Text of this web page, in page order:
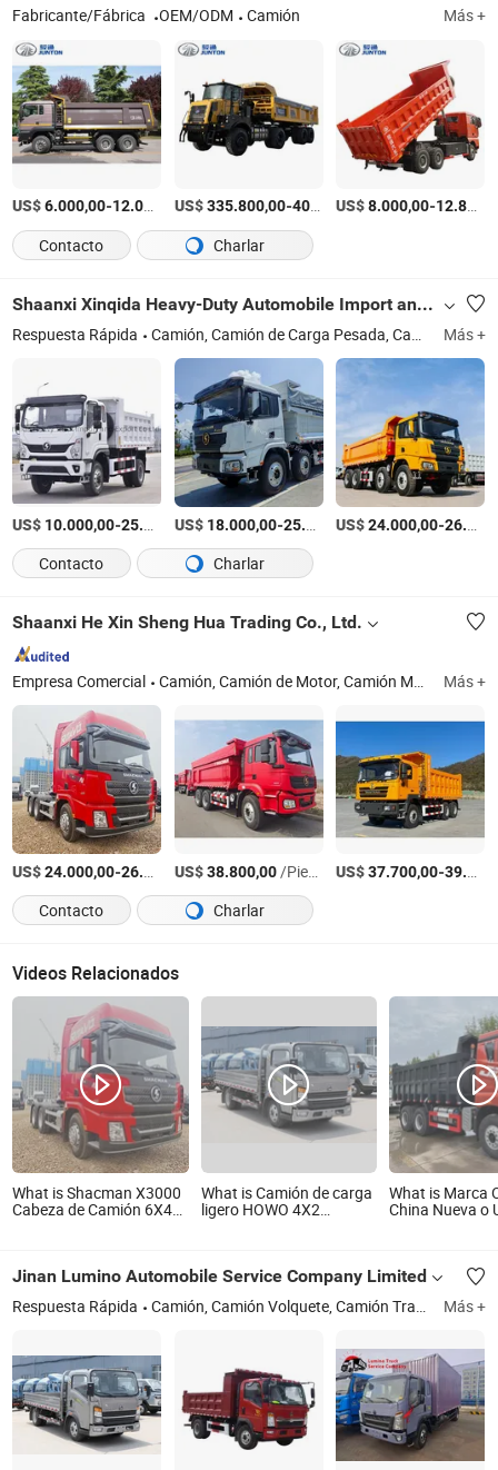
Fabricante/Fábrica OEM/ODM Camión Más +
US$6.000,00-12.000,00 /Unit
US$335.800,00-400.000,00 /Unit
US$8.000,00-12.800,00
Contacto Charlar
Shaanxi Xinqida Heavy-Duty Automobile Import and Export Co., Ltd.
Respuesta Rápida Camión, Camión de Carga Pesada, Camión Tractora, Camión Volquete, Camión de Carga, Camión Shacman, Vehículo Especial, Camión Aspersor, Accesorios para Camiones, Camión de China Más +
US$ 10.000,00-25.000,00 /Pieza
US$ 18.000,00-25.000,00 /Pieza
US$24.000,00-26.000,00
Contacto Charlar
Shaanxi He Xin Sheng Hua Trading Co., Ltd.
Empresa Comercial Camión, Camión de Motor, Camión Mezclador, Camión de Agua, Camión Furgoneta Más +
US$24.000,00-26.600,00 /Pieza
US$38.800,00/Pieza US$37.700,00-39.000,00
Contacto Charlar
Videos Relacionados
What is Shacman X3000
Cabeza de Camión 6X4
Exportación
What is Camión de carga
ligero HOWO 4X2
What is Marca
China Nueva o
Camión
para Arena
Jinan Lumino Automobile Service Company Limited
Respuesta Rápida Camión, Camión Volquete, Camión Tractora, Remolque, Camión de Carga, Camión Chasis, Mezcladora de Concreto, Piezas de Repuesto para Camiones Más +